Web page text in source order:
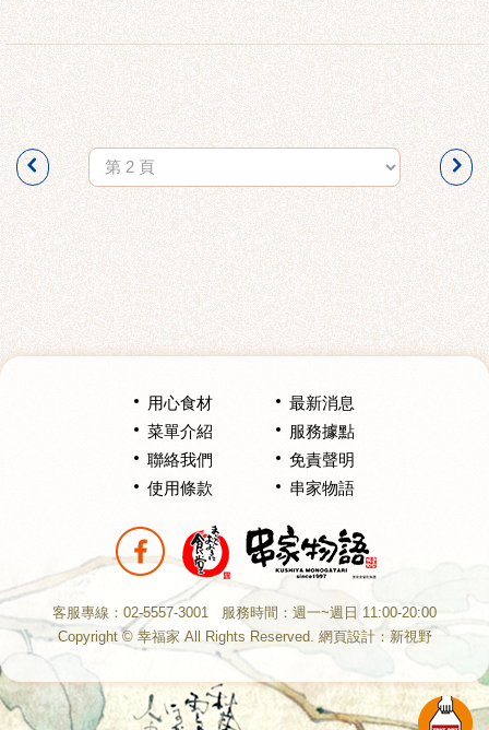
用心食材
最新消息
菜單介紹
服務據點
聯絡我們
免責聲明
使用條款
串家物語
分享至Facebook
客服專線：02-5557-3001 服務時間：週一~週日 11:00-20:00
Copyright © 幸福家 All Rights Reserved. 網頁設計：新視野